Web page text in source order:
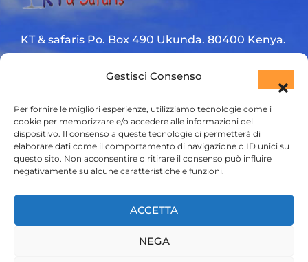
Gestisci Consenso
Per fornire le migliori esperienze, utilizziamo tecnologie come i
cookie per memorizzare e/o accedere alle informazioni del
dispositivo. Il consenso a queste tecnologie ci permetterà di
elaborare dati come il comportamento di navigazione o ID unici su
questo sito. Non acconsentire o ritirare il consenso può influire
negativamente su alcune caratteristiche e funzioni.
ACCETTA
NEGA
KT & safaris Po. Box 490 Ukunda. 80400 Kenya.
ktsafaris5177@gmail.com